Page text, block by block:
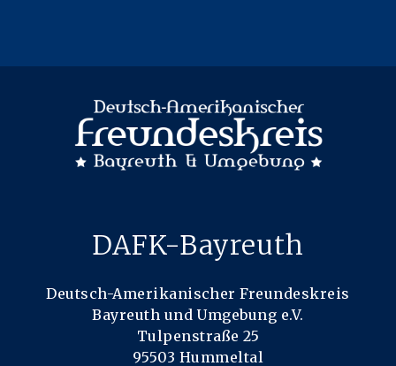
DAFK-Bayreuth
Deutsch-Amerikanischer Freundeskreis
Bayreuth und Umgebung e.V.
Tulpenstraße 25
95503 Hummeltal